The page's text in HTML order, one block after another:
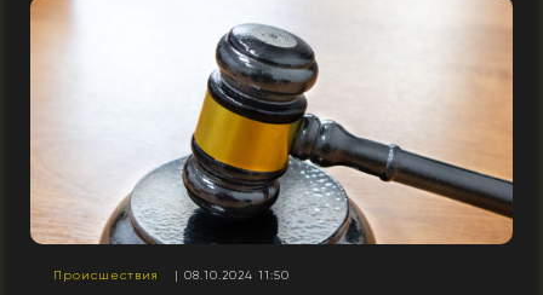
Происшествия | 08.10.2024 11:50